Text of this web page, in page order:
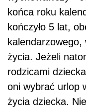
końca roku
kończyło 5 lat,
życia. Jeżeli
rodzicami
oni wybrać urlop
życia dziecka.